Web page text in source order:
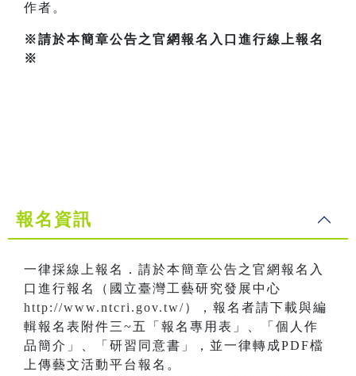
作者。
※請於本簡章公告之官網報名入口進行線上報名
※
報名資訊
一律採線上報名．請於本簡章公告之官網報名入
口進行報名（國立臺灣工藝研究發展中心
http://www.ntcri.gov.tw/），報名者請下載與編
輯報名表附件三~五「報名專用表」、「個人作
品簡介」、「研習同意書」，並一律轉成PDF檔
上傳藝文活動平台報名。